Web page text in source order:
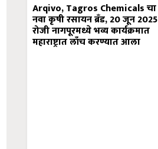
Arqivo, Tagros Chemicals चा
नवा कृषी रसायन ब्रँड, 20 जून 2025
रोजी नागपूरमध्ये भव्य कार्यक्रमात
महाराष्ट्रात लाँच करण्यात आला